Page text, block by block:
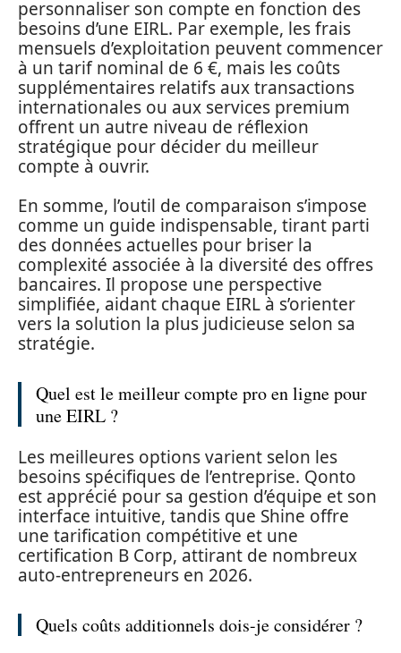
personnaliser son compte en fonction des
besoins d’une EIRL. Par exemple, les frais
mensuels d’exploitation peuvent commencer
à un tarif nominal de 6 €, mais les coûts
supplémentaires relatifs aux transactions
internationales ou aux services premium
offrent un autre niveau de réflexion
stratégique pour décider du meilleur
compte à ouvrir.
En somme, l’outil de comparaison s’impose
comme un guide indispensable, tirant parti
des données actuelles pour briser la
complexité associée à la diversité des offres
bancaires. Il propose une perspective
simplifiée, aidant chaque EIRL à s’orienter
vers la solution la plus judicieuse selon sa
stratégie.
Quel est le meilleur compte pro en ligne pour
une EIRL ?
Les meilleures options varient selon les
besoins spécifiques de l’entreprise. Qonto
est apprécié pour sa gestion d’équipe et son
interface intuitive, tandis que Shine offre
une tarification compétitive et une
certification B Corp, attirant de nombreux
auto-entrepreneurs en 2026.
Quels coûts additionnels dois-je considérer ?